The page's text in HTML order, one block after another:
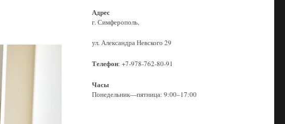
Адрес
г. Симферополь,
ул. Александра Невского 29
Телефон: +7-978-762-80-91
Часы
Понедельник—пятница: 9:00–17:00